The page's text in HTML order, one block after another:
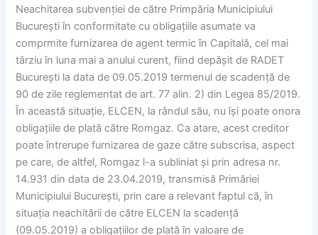
Neachitarea subvenţiei de către Primpăria Municipiului
Bucureşti în conformitate cu obligaţiile asumate va
comprmite furnizarea de agent termic în Capitală, cel mai
târziu în luna mai a anului curent, fiind depăşit de RADET
Bucureşti la data de 09.05.2019 termenul de scadenţă de
90 de zile reglementat de art. 77 alin. 2) din Legea 85/2019.
În această situaţie, ELCEN, la rândul său, nu îşi poate onora
obligaţiile de plată către Romgaz. Ca atare, acest creditor
poate întrerupe furnizarea de gaze către subscrisa, aspect
pe care, de altfel, Romgaz l-a subliniat şi prin adresa nr.
14.931 din data de 23.04.2019, transmisă Primăriei
Municipiului Bucureşti, prin care a relevant faptul că, în
situaţia neachitării de către ELCEN la scadenţă
(09.05.2019) a obligaţiilor de plată în valoare de